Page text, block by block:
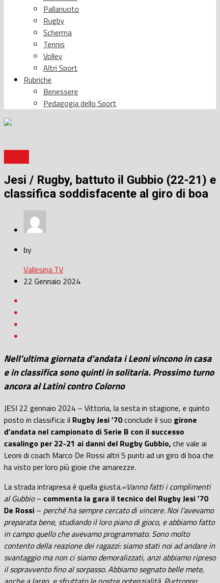
Pallanuoto
Rugby
Scherma
Tennis
Volley
Altri Sport
Rubriche
Benessere
Pedagogia dello Sport
Jesi / Rugby, battuto il Gubbio (22-21) e
classifica soddisfacente al giro di boa
by
Vallesina TV
22 Gennaio 2024
Nell’ultima giornata d’andata i Leoni vincono in casa
e in classifica sono quinti in solitaria. Prossimo turno
ancora al Latini contro Colorno
JESI 22 gennaio 2024 – Vittoria, la sesta in stagione, e quinto
posto in classifica: il Rugby Jesi ’70conclude il suo girone
d’andata nel campionato di Serie B con il successo
casalingo per 22-21 ai danni del Rugby Gubbio,che vale ai
Leoni di coach Marco De Rossi altri 5 punti ad un giro di boa che
ha visto per loro più gioie che amarezze.
La strada intrapresa è quella giusta.«Vanno fatti i complimenti
al Gubbio– commenta la gara il tecnico del Rugby Jesi ’70
De Rossi – perché ha sempre cercato di vincere. Noi l’avevamo
preparata bene, studiando il loro piano di gioco, e abbiamo fatto
in campo quello che avevamo programmato. Sono molto
contento della reazione dei ragazzi: siamo stati noi ad andare in
svantaggio ma non ci siamo demoralizzati, anzi abbiamo ripreso
il sopravvento fino al sorpasso. Abbiamo segnato belle mete,